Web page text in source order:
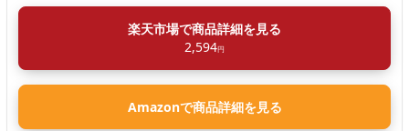
楽天市場で商品詳細を見る
2,594円
Amazonで商品詳細を見る